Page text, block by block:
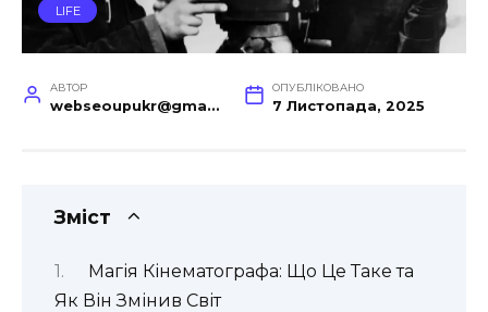
LIFE
АВТОР
webseoupukr@gmail.com
ОПУБЛІКОВАНО
7 Листопада, 2025
Зміст
Магія Кінематографа: Що Це Таке та
Як Він Змінив Світ